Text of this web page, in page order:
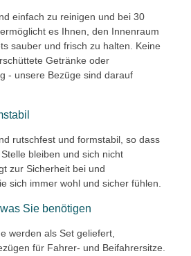
einfach zu reinigen und bei 30
es Ihnen, den Innenraum
sauber und frisch zu halten. Keine
Getränke oder
- unsere Bezüge sind darauf
rutschfest und formstabil, so dass
bleiben und sich nicht
zur Sicherheit bei und
sich immer wohl und sicher fühlen.
Sie benötigen
werden als Set geliefert,
für Fahrer- und Beifahrersitze.